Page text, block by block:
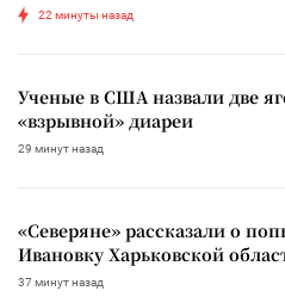
22 минуты назад
Ученые в США назвали две
«взрывной» диареи
29 минут назад
«Северяне» рассказали о
Ивановку Харьковской
37 минут назад